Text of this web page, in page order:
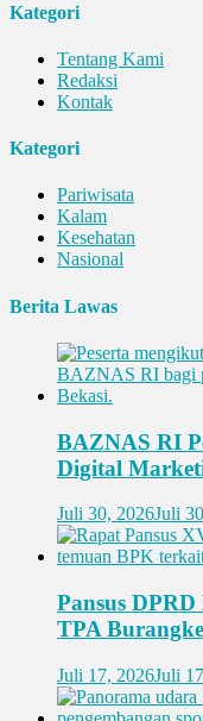
Kategori
Tentang Kami
Redaksi
Kontak
Kategori
Pariwisata
Kalam
Kesehatan
Nasional
Berita Lawas
BAZNAS RI
Digital
Juli 30, 2026Juli
Pansus
TPA
Juli 17, 2026Juli